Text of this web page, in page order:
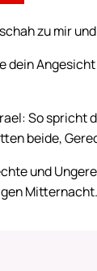
zu mir
dein
So spricht
beide,
und
Mitternacht.